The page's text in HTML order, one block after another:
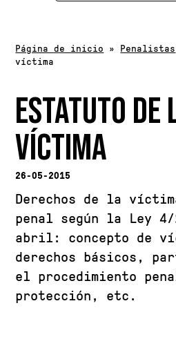
Página de inicio » Penalistas
víctima
ESTATUTO DE
VÍCTIMA
Derechos de la
penal según la Ley 4/
abril: concepto de
derechos básicos,
el procedimiento
protección, etc.
26-05-2015